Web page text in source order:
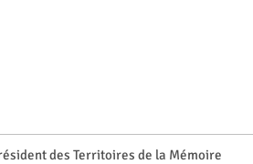
des Territoires de la Mémoire